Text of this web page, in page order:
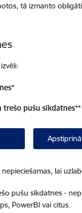
tā izmanto
*
trešo pušu sīkdatnes**
lai
pušu sīkdatnes -
PowerBI vai citus.